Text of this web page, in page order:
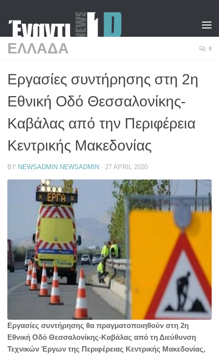
ΕΛΛΑΔΑ 0
Εργασίες συντήρησης στη 2η
Εθνική Οδό Θεσσαλονίκης-
Καβάλας από την Περιφέρεια
Κεντρικής Μακεδονίας
BY NEWSADMIN NEWSADMIN · 27 APRIL 2020
Eργασίες συντήρησης θα πραγματοποιηθούν στη 2η
Εθνική Οδό Θεσσαλονίκης-Καβάλας από τη Διεύθυνση
Τεχνικών Έργων της Περιφέρειας Κεντρικής Μακεδονίας,